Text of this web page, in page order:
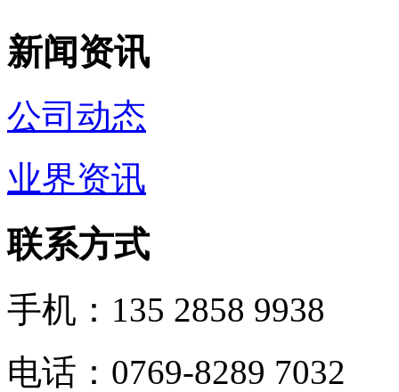
新闻资讯
公司动态
业界资讯
联系方式
手机：135 2858 9938
电话：0769-8289 7032